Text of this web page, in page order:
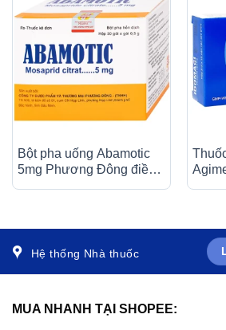
Bột pha uống Abamotic
5mg Phương Đông điều
Hệ thống Nhà thuốc
MUA NHANH TẠI SHOPEE: